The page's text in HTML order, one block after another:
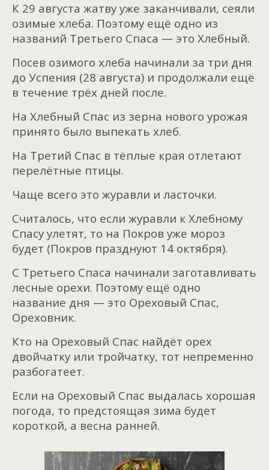
К 29 августа жатву уже заканчивали, сеяли
озимые хлеба. Поэтому ещё одно из
названий Третьего Спаса — это Хлебный.
Посев озимого хлеба начинали за три дня
до Успения (28 августа) и продолжали ещё
в течение трёх дней после.
На Хлебный Спас из зерна нового урожая
принято было выпекать хлеб.
На Третий Спас в тёплые края отлетают
перелётные птицы.
Чаще всего это журавли и ласточки.
Считалось, что если журавли к Хлебному
Спасу улетят, то на Покров уже мороз
будет (Покров празднуют 14 октября).
С Третьего Спаса начинали заготавливать
лесные орехи. Поэтому ещё одно
название дня — это Ореховый Спас,
Ореховник.
Кто на Ореховый Спас найдёт орех
двойчатку или тройчатку, тот непременно
разбогатеет.
Если на Ореховый Спас выдалась хорошая
погода, то предстоящая зима будет
короткой, а весна ранней.